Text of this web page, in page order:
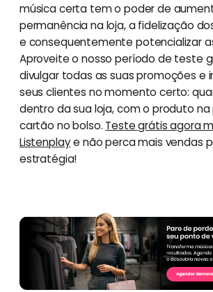
música certa tem o poder de
permanência na loja, a fidelização
e consequentemente potencializar
Aproveite o nosso período de teste
divulgar todas as suas promoções e
seus clientes no momento certo:
dentro da sua loja, com o produto
cartão no bolso. Teste grátis agora
Listenplaye não perca mais vendas
estratégia!